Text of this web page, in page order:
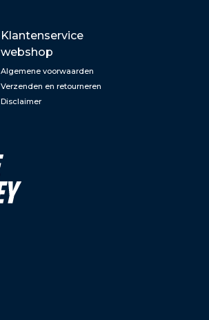
Klantenservice
webshop
Algemene voorwaarden
Verzenden en retourneren
Disclaimer